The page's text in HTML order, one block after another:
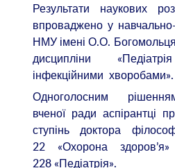
Результати наукових
впроваджено у
НМУ імені О.О.
дисципліни
інфекційними хворобами».
Одноголосним
вченої ради аспірантці
ступінь доктора
22 «Охорона здоров’я»
228 «Педіатрія».